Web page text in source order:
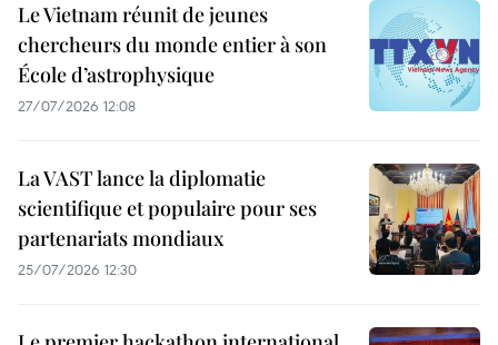
Le Vietnam réunit de jeunes
chercheurs du monde entier à son
École d’astrophysique
27/07/2026 12:08
La VAST lance la diplomatie
scientifique et populaire pour ses
partenariats mondiaux
25/07/2026 12:30